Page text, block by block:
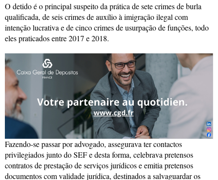
O detido é o principal suspeito da prática de sete crimes de burla
qualificada, de seis crimes de auxílio à imigração ilegal com
intenção lucrativa e de cinco crimes de usurpação de funções, todo
eles praticados entre 2017 e 2018.
Fazendo-se passar por advogado, assegurava ter contactos
privilegiados junto do SEF e desta forma, celebrava pretensos
contratos de prestação de serviços jurídicos e emitia pretensos
documentos com validade jurídica, destinados a salvaguardar os